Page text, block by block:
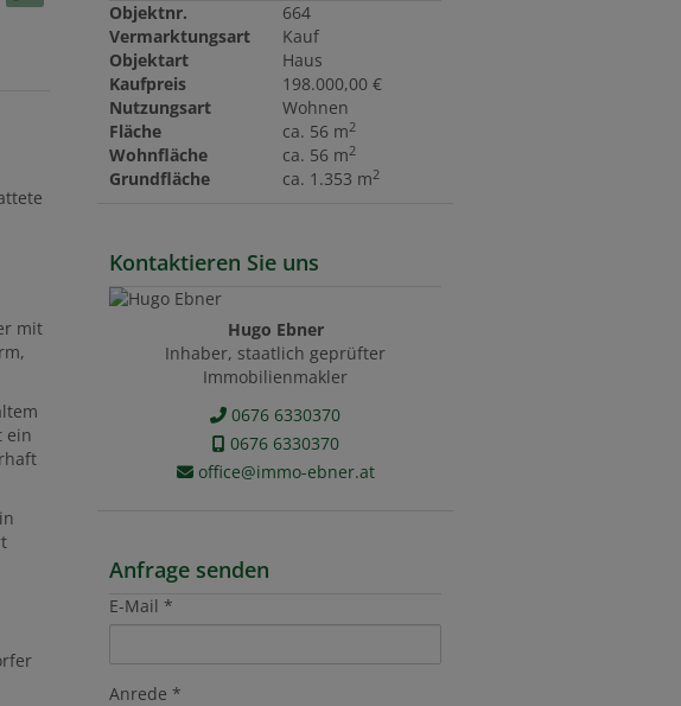
mit
ein
Objektnr.
664
Vermarktungsart
Kauf
Objektart
Haus
Kaufpreis
198.000,00 €
Nutzungsart
Wohnen
Fläche
ca. 56 m2
Wohnfläche ca. 56 m2
Grundfläche ca. 1.353 m2
Kontaktieren Sie uns
Hugo Ebner
Inhaber, staatlich geprüfter
Immobilienmakler
0676 6330370
0676 6330370
office@immo-ebner.at
Anfrage senden
E-Mail
Anrede